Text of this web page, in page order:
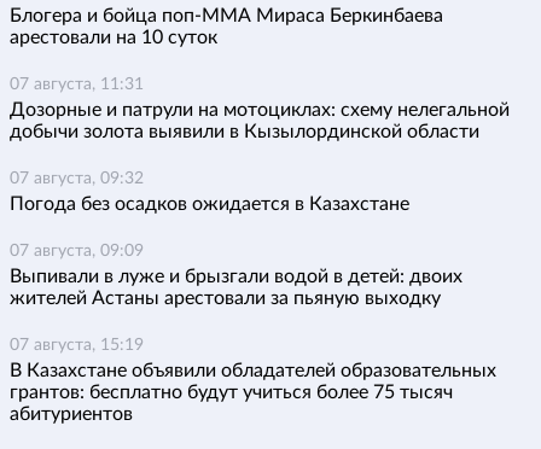
Блогера и бойца поп-ММА Мираса Беркинбаева
арестовали на 10 суток
07 августа, 11:31
Дозорные и патрули на мотоциклах: схему нелегальной
добычи золота выявили в Кызылординской области
07 августа, 09:32
Погода без осадков ожидается в Казахстане
07 августа, 09:09
Выпивали в луже и брызгали водой в детей: двоих
жителей Астаны арестовали за пьяную выходку
07 августа, 15:19
В Казахстане объявили обладателей образовательных
грантов: бесплатно будут учиться более 75 тысяч
абитуриентов